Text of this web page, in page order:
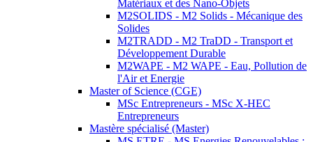
Matériaux et des Nano-Objets
M2SOLIDS - M2 Solids - Mécanique des
Solides
M2TRADD - M2 TraDD - Transport et
Développement Durable
M2WAPE - M2 WAPE - Eau, Pollution de
l'Air et Energie
Master of Science (CGE)
MSc Entrepreneurs - MSc X-HEC
Entrepreneurs
Mastère spécialisé (Master)